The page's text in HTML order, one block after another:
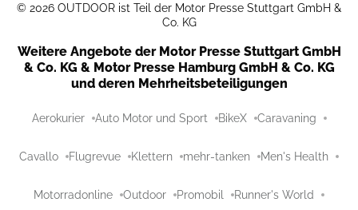
© 2026 OUTDOOR ist Teil der Motor Presse Stuttgart GmbH &
Co. KG
Weitere Angebote der Motor Presse Stuttgart GmbH
& Co. KG & Motor Presse Hamburg GmbH & Co. KG
und deren Mehrheitsbeteiligungen
Aerokurier Auto Motor und Sport BikeX Caravaning
Cavallo Flugrevue Klettern mehr-tanken Men's Health
Motorradonline Outdoor Promobil Runner's World